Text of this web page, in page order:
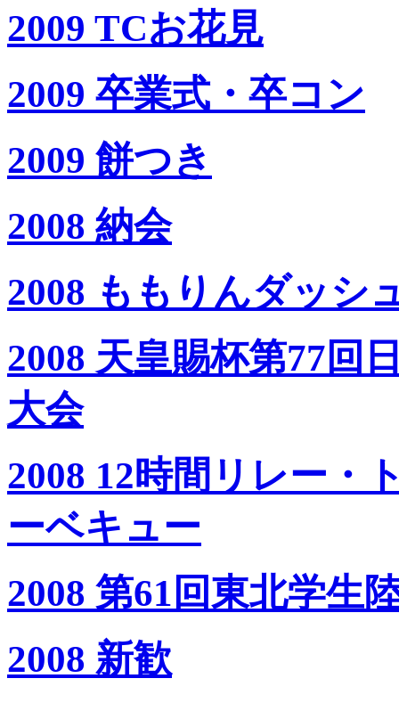
2009 TCお花見
2009 卒業式・卒コン
2009 餅つき
2008 納会
2008 ももりんダッシ
2008 天皇賜杯第77回
大会
2008 12時間リレー・
ーベキュー
2008 第61回東北学生
2008 新歓